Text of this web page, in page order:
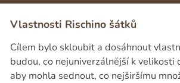
Vlastnosti Rischino šátků
Cílem bylo skloubit a dosáhnout
budou, co nejuniverzálnější k velikosti
aby mohla sednout, co nejširšímu